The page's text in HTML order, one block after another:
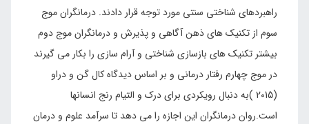
راهبردهای شناختی سنتی مورد توجه قرار دادند. درمانگران موج
سوم از تکنیک های ذهن آگاهی و پذیرش و درمانگران موج دوم
بیشتر تکنیک های بازسازی شناختی و آرام سازی را بکار می گیرند
در موج چهارم رفتار درمانی و بر اساس دیدگاه کال گن و دراو
(2015 )به دنبال رویکردی برای درک و التیام رنج انسانها
است.روان درمانگران این اجازه را می دهد تا سرآمد علوم و درمان